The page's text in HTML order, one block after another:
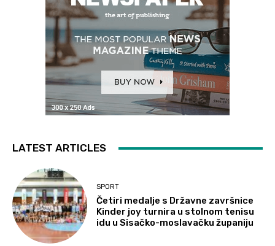
LATEST ARTICLES
SPORT
Četiri medalje s Državne završnice
Kinder joy turnira u stolnom tenisu
idu u Sisačko-moslavačku županiju